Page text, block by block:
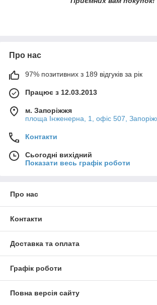
Про нас
97% позитивних з 189 відгуків за рік
Працює з 12.03.2013
м. Запоріжжя
площа Інженерна, 1, офіс 507,
Контакти
Сьогодні вихідний
Показати весь графік роботи
Про нас
Контакти
Доставка та оплата
Графік роботи
Повна версія сайту